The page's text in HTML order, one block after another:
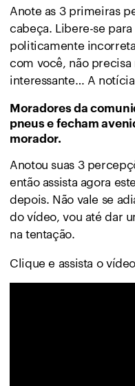
Anote as 3 primeiras
cabeça. Libere-se
politicamente
com você, não precisa
interessante… A
Moradores da
pneus e fecham
morador.
Anotou suas 3
então assista agora
depois. Não vale se
do vídeo, vou até dar
na tentação.
Clique e assista o